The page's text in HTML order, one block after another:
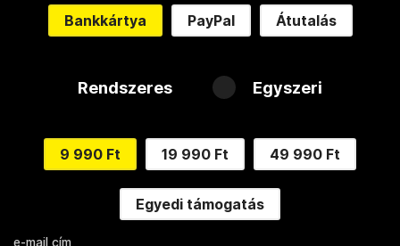
Bankkártya PayPal Átutalás
Rendszeres Egyszeri
9 990 Ft 19 990 Ft 49 990 Ft
Egyedi támogatás
e-mail cím